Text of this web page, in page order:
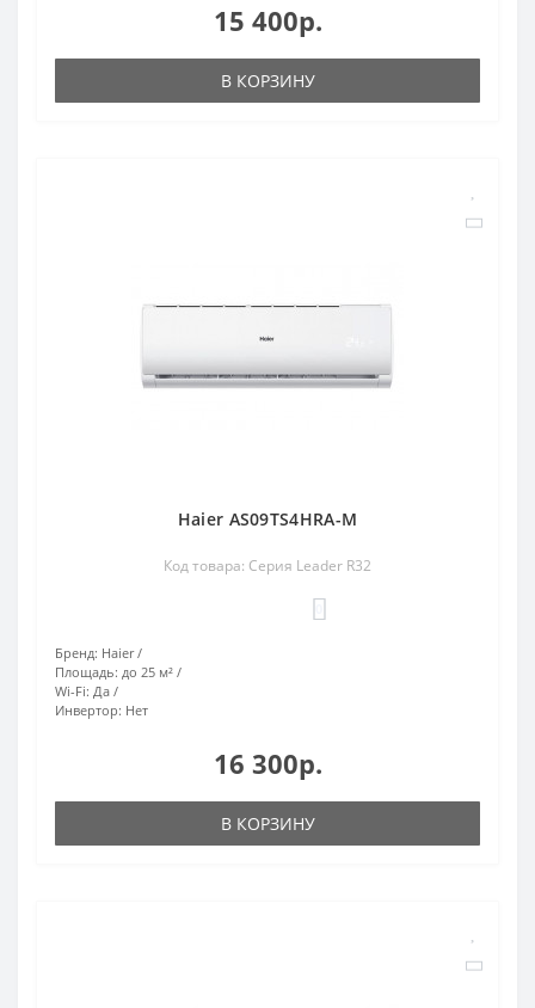
15 400р.
В КОРЗИНУ
Haier AS09TS4HRA-M
Код товара: Серия Leader R32
Бренд: Haier
Площадь: до 25 м²
Wi-Fi: Да
Инвертор: Нет
16 300р.
В КОРЗИНУ